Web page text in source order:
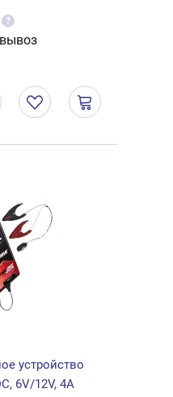
?
устройство
6V/12V, 4A